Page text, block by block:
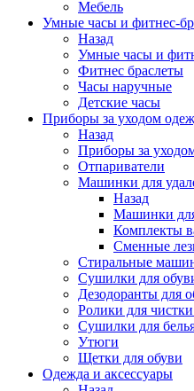
Мебель
Умные часы и фитнес-
Назад
Умные часы и
Фитнес браслеты
Часы наручные
Детские часы
Приборы за уходом
Назад
Приборы за
Отпариватели
Машинки для
Назад
Машинки
Комплекты
Сменные
Стиральные
Сушилки для
Дезодоранты для
Ролики для
Сушилки для
Утюги
Щетки для обуви
Одежда и аксессуары